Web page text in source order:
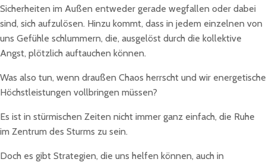
Sicherheiten im Außen entweder gerade wegfallen oder dabei
sind, sich aufzulösen. Hinzu kommt, dass in jedem einzelnen von
uns Gefühle schlummern, die, ausgelöst durch die kollektive
Angst, plötzlich auftauchen können.
Was also tun, wenn draußen Chaos herrscht und wir energetische
Höchstleistungen vollbringen müssen?
Es ist in stürmischen Zeiten nicht immer ganz einfach, die Ruhe
im Zentrum des Sturms zu sein.
Doch es gibt Strategien, die uns helfen können, auch in